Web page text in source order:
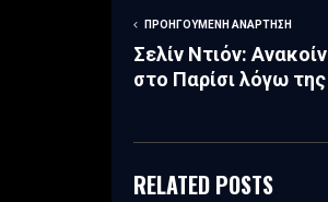
ΠΡΟΗΓΟΎΜΕΝΗ ΑΝΆΡΤΗΣΗ
Σελίν Ντιόν:
στο Παρίσι λόγω
RELATED POSTS